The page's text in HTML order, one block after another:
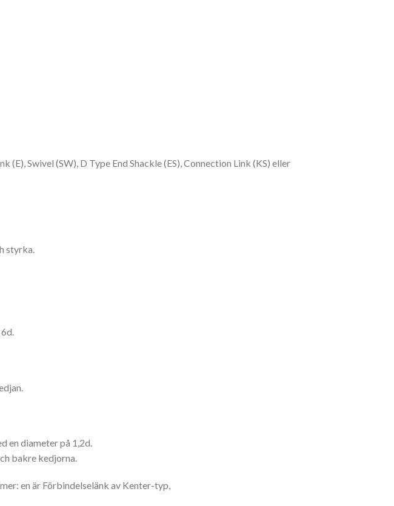
Swivel (SW), D Type End Shackle (ES), Connection Link (KS) eller
styrka.
en diameter på 1,2d.
bakre kedjorna.
en är Förbindelselänk av Kenter-typ,